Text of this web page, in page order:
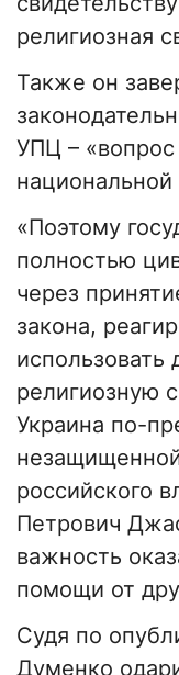
религиозная
Также он
УПЦ –
национальной
«Поэтому
полностью
через
закона,
использовать
религиозную
Украина по-
российского
Петрович
важность
помощи от
Судя по
Думенко